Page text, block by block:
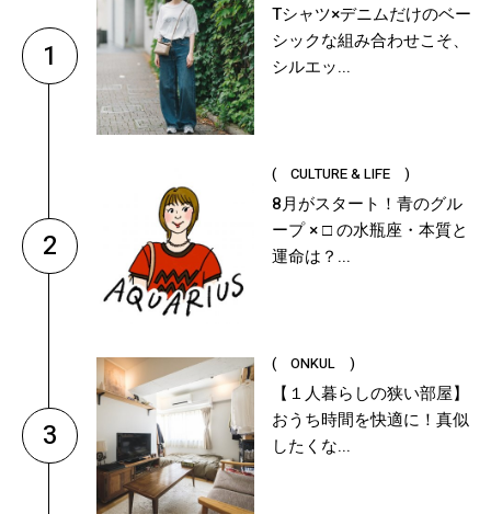
1
Tシャツ×デニムだけのベー
シックな組み合わせこそ、
シルエッ...
2
( CULTURE & LIFE )
8月がスタート！青のグル
ープ × □ の水瓶座・本質と
運命は？...
3
( ONKUL )
【１人暮らしの狭い部屋】
おうち時間を快適に！真似
したくな...